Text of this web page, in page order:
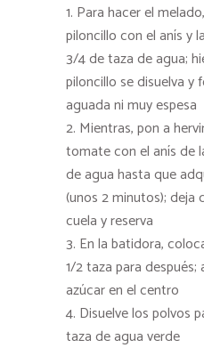
Para hacer el
piloncillo con el anís y
3/4 de taza de agua;
piloncillo se disuelva y
aguada ni muy espesa
Mientras, pon a
tomate con el anís de
de agua hasta que
(unos 2 minutos); deja
cuela y reserva
En la batidora,
1/2 taza para después;
azúcar en el centro
Disuelve los polvos
taza de agua verde